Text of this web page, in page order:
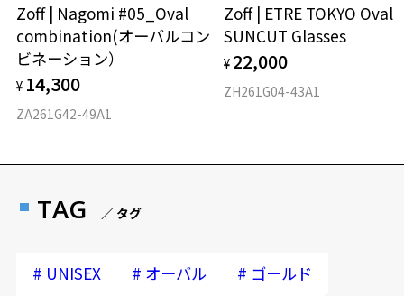
Zoff | Nagomi #05_Oval
combination(オーバルコン
ビネーション）
¥ 14,300
ZA261G42-49A1
Zoff | ETRE TOKYO Oval
SUNCUT Glasses
¥ 22,000
ZH261G04-43A1
TAG ／ タグ
# UNISEX # オーバル # ゴールド